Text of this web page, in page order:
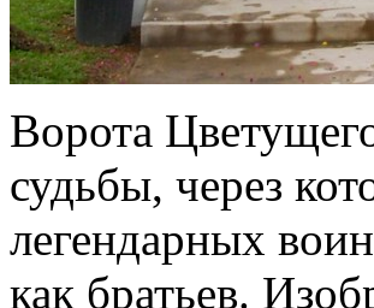
Ворота
судьбы, через
легендарных
как братьев.